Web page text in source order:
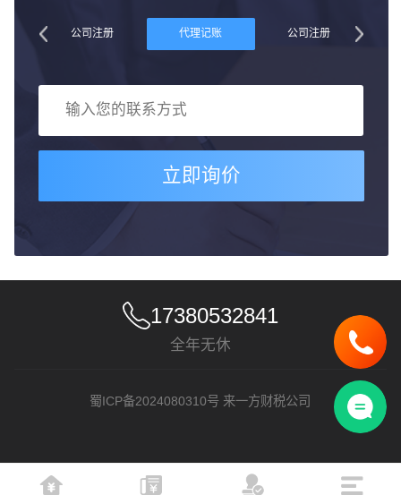
公司注册 代理记账 公司注册
立即询价
17380532841
全年无休
蜀ICP备2024080310号 来一方财税公司